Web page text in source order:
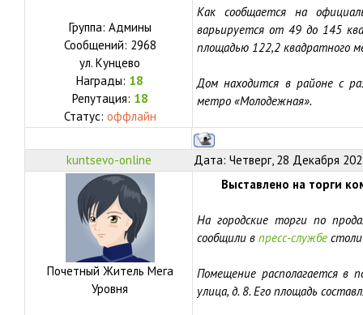
Группа: Админы
Сообщений: 2968
ул. Кунцево
Награды: 18
Репутация: 18
Статус: оффлайн
Как сообщается на
варьируется от 49 до 145
площадью 122,2 квадратного
Дом находится в районе с
метро «Молодежная».
kuntsevo-online Дата: Четверг, 28 Декабря
Почетный Житель Мега
Уровня
Выставлено на торги
На городские торги по
сообщили в пресс-службе
Помещение располагается в
улица, д. 8. Его площадь